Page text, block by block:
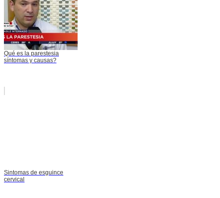
Qué es la parestesia
síntomas y causas?
Sintomas de esguince
cervical